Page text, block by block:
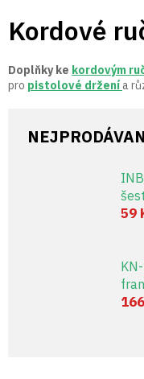
na
obsah
Kordové
Doplňky ke kordovým
pro pistolové drženía
59